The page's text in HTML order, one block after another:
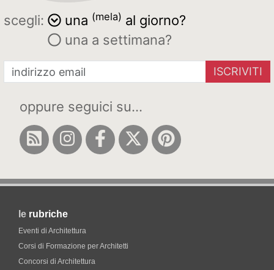
scegli: una (mela) al giorno?
una a settimana?
ISCRIVITI
oppure seguici su...
le rubriche
Eventi di Architettura
Corsi di Formazione per Architetti
Concorsi di Architettura